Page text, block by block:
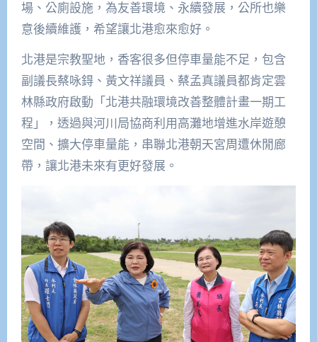
場、公廁設施，為友善環境、永續發展，公所也樂
意後續維護，希望讓北港愈來愈好。
北港是宗教聖地，香客很多但停車量能不足，包含
副議長蔡咏鍀、黃文祥議員、蔡孟真議員都肯定雲
林縣政府啟動「北港共融環境改善整體計畫一期工
程」，透過與河川局協商利用高灘地增進水岸遊憩
空間、擴大停車量能，串聯北港朝天宮周遭休閒廊
帶，讓北港未來有更好發展。